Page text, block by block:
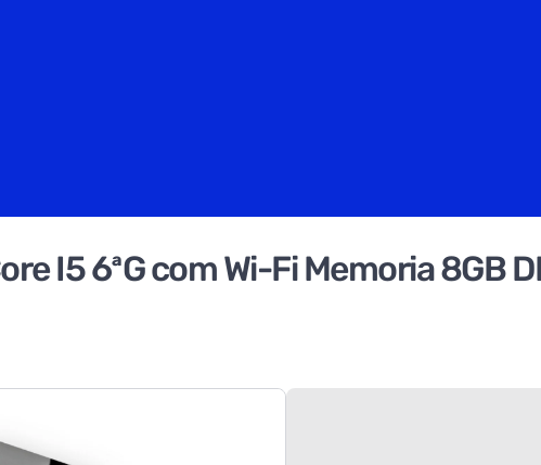
I5 6ªG com Wi-Fi Memoria 8GB